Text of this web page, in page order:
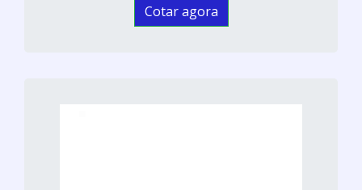
Cotar agora